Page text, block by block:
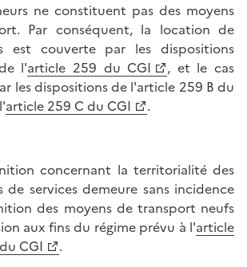
ne constituent pas des moyens
Par conséquent, la location de
est couverte par les dispositions
l'article 259 du CGI
, et le cas
les dispositions de l'article 259 B du
article 259 C du CGI
.
concernant la territorialité des
de services demeure sans incidence
des moyens de transport neufs
aux fins du régime prévu à l'article
CGI
.